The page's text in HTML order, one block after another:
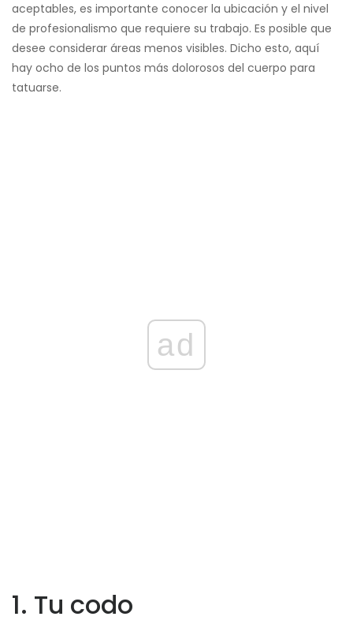
aceptables, es importante conocer la ubicación y el nivel
de profesionalismo que requiere su trabajo. Es posible que
desee considerar áreas menos visibles. Dicho esto, aquí
hay ocho de los puntos más dolorosos del cuerpo para
tatuarse.
ad
1. Tu codo